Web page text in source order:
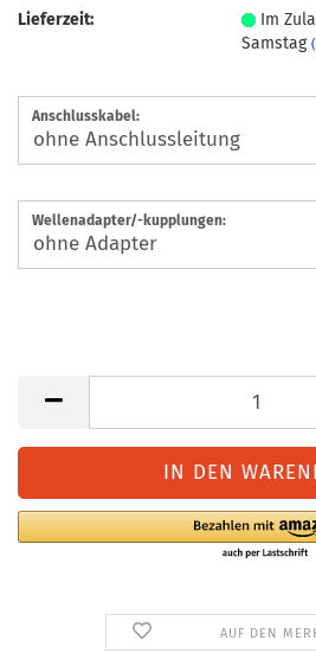
Lieferzeit:
Im
Samstag
Anschlusskabel:
Wellenadapter/-kupplungen:
AUF DEN